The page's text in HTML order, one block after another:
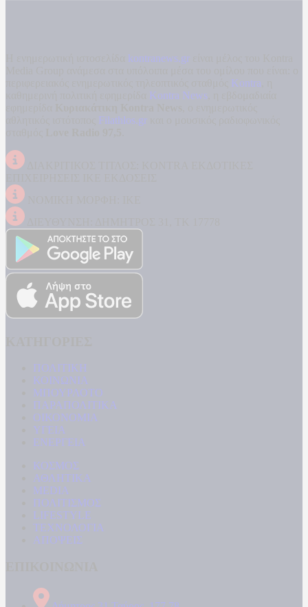
kontranews.gr
Kontra
Kontra News
Filathlos.gr
ΠΟΛΙΤΙΚΗ
ΚΟΙΝΩΝΙΑ
ΜΠΟΥΡΛΟΤΟ
ΠΑΡΑΠΟΛΙΤΙΚΑ
ΟΙΚΟΝΟΜΙΑ
ΥΓΕΙΑ
ΕΝΕΡΓΕΙΑ
ΚΟΣΜΟΣ
ΑΘΛΗΤΙΚΑ
MEDIA
ΠΟΛΙΤΙΣΜΟΣ
LIFESTYLE
ΤΕΧΝΟΛΟΓΙΑ
ΑΠΟΨΕΙΣ